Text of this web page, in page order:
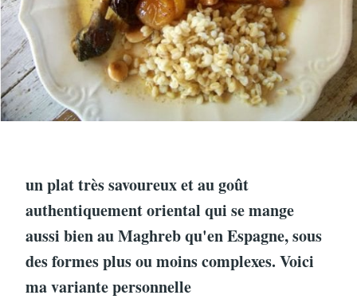
un plat très savoureux et au goût
authentiquement oriental qui se mange
aussi bien au Maghreb qu'en Espagne, sous
des formes plus ou moins complexes. Voici
ma variante personnelle